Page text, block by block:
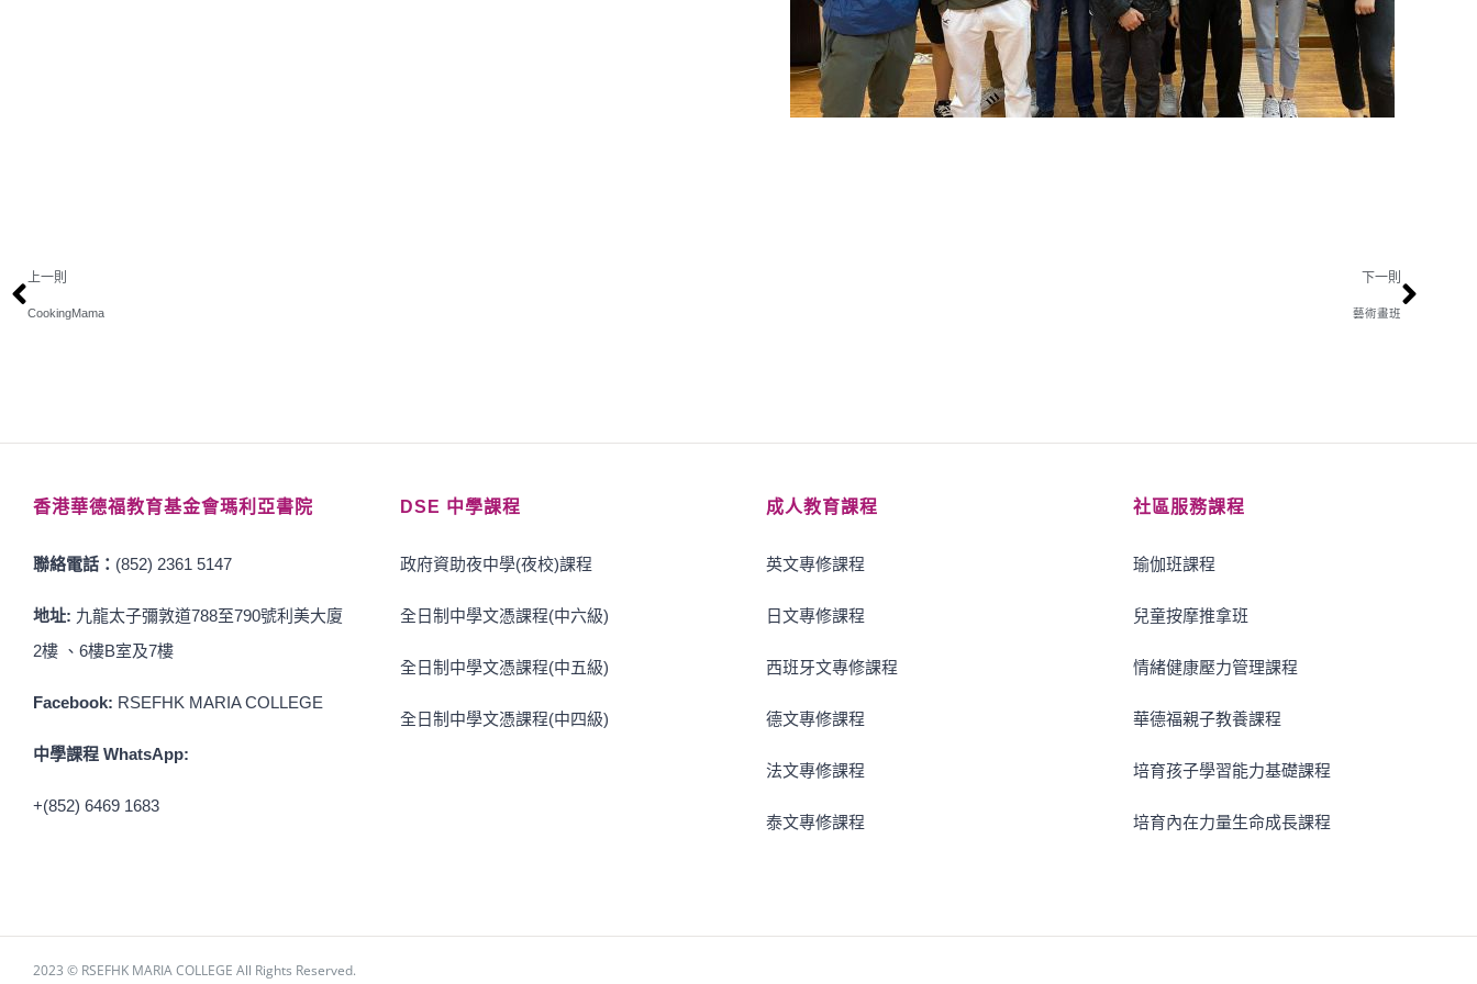
上一則
CookingMama
下一則
藝術畫班
香港華德福教育基金會瑪利亞書院
聯絡電話： (852) 2361 5147
地址: 九龍太子彌敦道788至790號利美大廈
2樓 、6樓B室及7樓
Facebook: RSEFHK MARIA COLLEGE
中學課程 WhatsApp:
+(852) 6469 1683
DSE 中學課程
政府資助夜中學(夜校)課程
全日制中學文憑課程(中六級)
全日制中學文憑課程(中五級)
全日制中學文憑課程(中四級)
成人教育課程
英文專修課程
日文專修課程
西班牙文專修課程
德文專修課程
法文專修課程
泰文專修課程
社區服務課程
瑜伽班課程
兒童按摩推拿班
情緒健康壓力管理課程
華德福親子教養課程
培育孩子學習能力基礎課程
培育內在力量生命成長課程
2023 © RSEFHK MARIA COLLEGE All Rights Reserved.